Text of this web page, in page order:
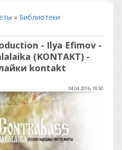
» Библиотеки
- Ilya Efimov -
(KONTAKT) -
kontakt
04.04.2016, 18:50